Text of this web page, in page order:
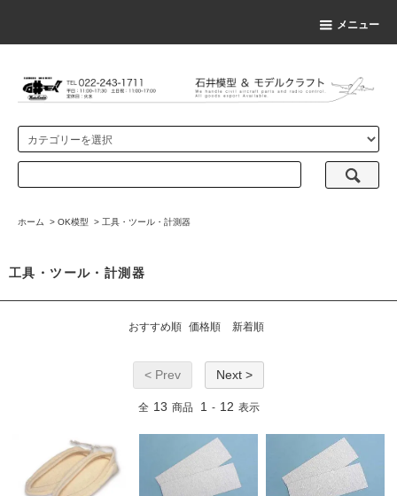
メニュー
ホーム > OK模型 > 工具・ツール・計測器
工具・ツール・計測器
おすすめ順 価格順 新着順
< Prev Next >
全 13 商品 1 - 12 表示